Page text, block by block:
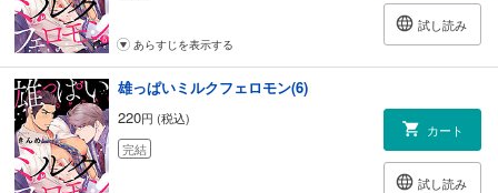
試し読み
あらすじを表示する
雄っぱいミルクフェロモン(6)
220円 (税込)
完結
カート
試し読み